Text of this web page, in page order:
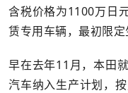
含税价格为1100万日
赁专用车辆，最初限定
早在去年11月，本田
汽车纳入生产计划，